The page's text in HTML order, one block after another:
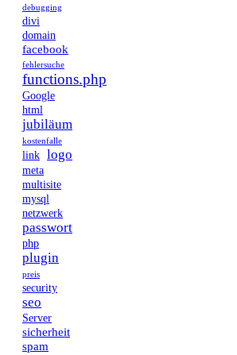
debugging
divi
domain
facebook
fehlersuche
functions.php
Google
html
jubiläum
kostenfalle
link logo
meta
multisite
mysql
netzwerk
passwort
php
plugin
preis
security
seo
Server
sicherheit
spam